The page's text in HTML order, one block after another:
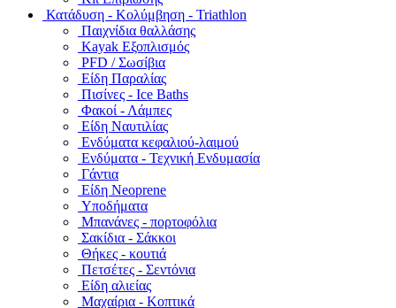
Κατάδυση - Κολύμβηση - Triathlon
Παιχνίδια θαλλάσης
Kayak Εξοπλισμός
PFD / Σωσίβια
Είδη Παραλίας
Πισίνες - Ice Baths
Φακοί - Λάμπες
Είδη Ναυτιλίας
Ενδύματα κεφαλιού-λαιμού
Ενδύματα - Τεχνική Ενδυμασία
Γάντια
Είδη Neoprene
Υποδήματα
Μπανάνες - πορτοφόλια
Σακίδια - Σάκκοι
Θήκες - κουτιά
Πετσέτες - Σεντόνια
Είδη αλιείας
Μαχαίρια - Κοπτικά